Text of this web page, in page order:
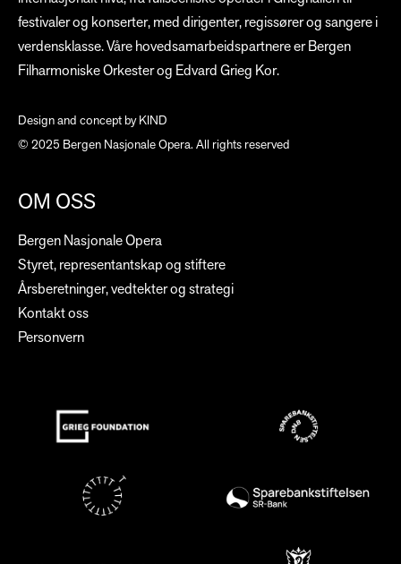
festivaler og konserter, med dirigenter, regissører og sangere i
verdensklasse. Våre hovedsamarbeidspartnere er Bergen
Filharmoniske Orkester og Edvard Grieg Kor.
Design and concept byKIND
© 2025 Bergen Nasjonale Opera. All rights reserved
OM OSS
Bergen Nasjonale Opera
Styret, representantskap og stiftere
Årsberetninger, vedtekter og strategi
Kontakt oss
Personvern